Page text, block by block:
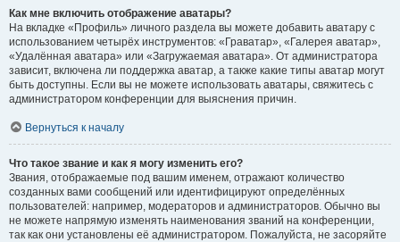
Как мне включить отображение аватары?
На вкладке «Профиль» личного раздела вы можете добавить аватару с
использованием четырёх инструментов: «Граватар», «Галерея аватар»,
«Удалённая аватара» или «Загружаемая аватара». От администратора
зависит, включена ли поддержка аватар, а также какие типы аватар могут
быть доступны. Если вы не можете использовать аватары, свяжитесь с
администратором конференции для выяснения причин.
Вернуться к началу
Что такое звание и как я могу изменить его?
Звания, отображаемые под вашим именем, отражают количество
созданных вами сообщений или идентифицируют определённых
пользователей: например, модераторов и администраторов. Обычно вы
не можете напрямую изменять наименования званий на конференции,
так как они установлены её администратором. Пожалуйста, не засоряйте